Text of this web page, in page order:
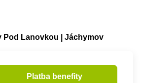
Pod Lanovkou | Jáchymov
Platba benefity